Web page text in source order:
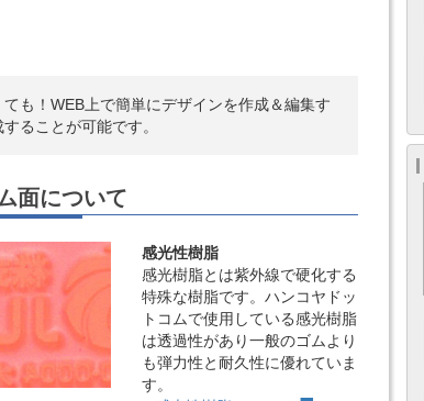
も！WEB上で簡単にデザインを作成＆編集す
ることが可能です。
面について
感光性樹脂
感光樹脂とは紫外線で硬化する
特殊な樹脂です。ハンコヤドッ
トコムで使用している感光樹脂
は透過性があり一般のゴムより
も弾力性と耐久性に優れていま
す。